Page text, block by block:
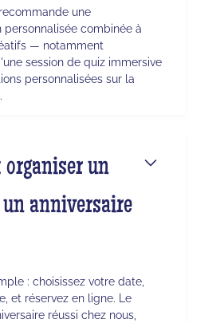
une
combinée à
— notamment
session de quiz immersive
personnalisées sur la
organiser un
anniversaire
: choisissez votre date,
et réservez en ligne. Le
réussi chez nous,